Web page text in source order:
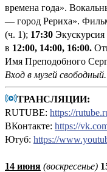
времена года».
— город Рериха».
(ч. 1); 17:30
в 12:00, 14:00, 16:00.
Имя Преподобного
Вход в музей свободный.
ТРАНСЛЯЦИИ:
RUTUBE: https://
ВКонтакте: https://
Ютуб: https://
14 июня (воскресенье) 1